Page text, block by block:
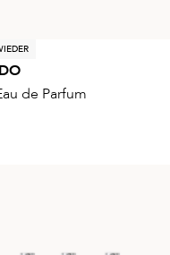
de Parfum